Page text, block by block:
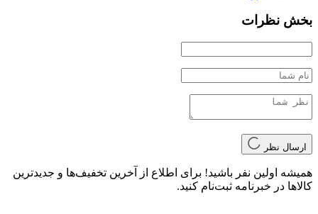
بخش نظرات
ارسال نظر
همیشه اولین نفر باشید! برای اطلاع از آخرین تخفیف‌ها و جدیدترین
کالاها در خبرنامه ثبت‌نام کنید.